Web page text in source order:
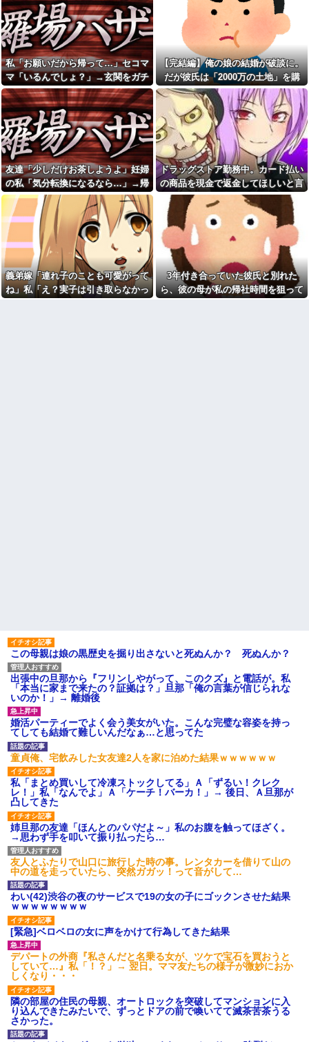
私たちが母だと思ってた人か
ら衝撃の事実を明かされた
生後6ヶ月ワンオペ中。ここし
ばらく離れるとぐずるから、自
分のご飯が作れず...
野球部の中学生男子です。他
人の物を壊したくないのに壊し
てしまいます
義兄嫁「身の丈に合った暮ら
しをしなさいよ」私「えっ、何
が気に入らないの？」→義実家
での同居生活にロを出され続け
て…
俺の彼女が痛恨のミス....間違
えて「元彼」の名前で俺を呼ん
だ
ブサイクでモテなかった俺に
奇跡的にできた優しくて可愛い
彼女と結婚！…する直前、彼女
妹のせいで想定外すぎる事態に
なってしまったんだが………？
【ＧＪ】 クラスに迷惑な池沼
がいた。リーダー格のＡ「なん
で支援学級に入れないんです
か？」先生「背の高い低いと同
じで、これも個性なの！差別は...
色々副業に手を出したけど、
結局残業するのが1番稼げるな
のお茶？」彼「ちっ！」私「」
【GIF】JSのカンチョーワロ
タ
後続車にクラクションを鳴ら
され彼氏が逆切れ。「何クラク
ション鳴らしてんだ！降りてこ
いよ！」と怒鳴りだし...
【衝撃】報酬100万円超の治験
募集がこちらｗｗｗｗｗ(※画像
あり)
【ネット騒然】惨殺されたタ
ワマン頂き女子のこの動画、す
げえええええｗｗｗｗｗｗｗｗ
ｗｗｗ
【愕然】白のクラウン俺氏、
高速道路左車線を制限速度で走
った結果wwwwwwwwwwww
百年の恋12-899 食べた量を
張り合ってくる
【悲報】佐藤輝明・・・２軍
でも盛大にやらかす←あまり悲
しませないでくれ
セクシー女優「熊本に300万円
寄付します」彡(^)(^)「汚い金あ
りがとうやで」←これ！
義父母からの孫待望論が激化
して不妊治療のパンフレットま
で送ってきてるのに夫が検査を
しぶって進展しない
【2/2】 妻が不倫相手の子を産
んだ。妻は私が知らないと思っ
ている。遠方のため会うのは年
に数回程度だが、今も不倫相手
とは切れていない。そしてまも
なく妻は不倫相手に会いに行
く…
【訃報】名探偵コナン声優が
死去 → 今トンデモナイことにな
ってる・・・
遠距離に住んでる義母が義父
の生前ヨボヨボになったら特養
に入るって言ってたのに現実に
はヘルパーもデイも嫌だって言
い出した
１度も家に入れず、来るたび
怒鳴っても無視しても毎日のよ
うにせっせと通ってきてた放置
子だったが、あることをした途
端にぱったり来なくなった。も
っと早く知っていれば・・・！
私「お願いだから帰って…」セコマ
マ「いるんでしょ？」→玄関をガチ
ャガチャされ、警察を呼ぶ事態にな
って…
【完結編】俺の娘の結婚が破談に。
だが彼氏は「2000万の土地」を購
入。こじれた二人は想像以上の修羅
場に
友達「少しだけお茶しようよ」妊婦
の私「気分転換になるなら…」→帰
宅してから思わぬ異変が起きて…
ドラッグストア勤務中。カード払い
の商品を現金で返金してほしいと言
い張る女性客。断っても引き下がら
ず、その後まさかの展開に…
義弟嫁「連れ子のことも可愛がって
ね」私「え？実子は引き取らなかっ
3年付き合っていた彼氏と別れた
ら、彼の母が私の帰社時間を狙って
この母親は娘の黒歴史を掘り出さないと死ぬんか？ 死ぬんか？
出張中の旦那から『フリンしやがって、このクズ』と電話が。私
「本当に家まで来たの？証拠は？」旦那「俺の言葉が信じられな
いのか！」→ 離婚後
婚活パーティーでよく会う美女がいた。こんな完璧な容姿を持っ
てしても結婚て難しいんだなぁ…と思ってた
童貞俺、宅飲みした女友達2人を家に泊めた結果ｗｗｗｗｗｗ
私「まとめ買いして冷凍ストックしてる」Ａ「ずるい！クレク
レ！」私「なんでよ」Ａ「ケーチ！バーカ！」→ 後日、Ａ旦那が
凸してきた
姉旦那の友達「ほんとのパパだよ～」私のお腹を触ってほざく。
→思わず手を叩いて振り払ったら…
友人とふたりで山口に旅行した時の事。レンタカーを借りて山の
中の道を走っていたら、突然ガガッ！って音がして…
わい(42)渋谷の夜のサービスで19の女の子にゴックンさせた結果
ｗｗｗｗｗｗｗｗ
[緊急]ベロベロの女に声をかけて行為してきた結果
デパートの外商『私さんだと名乗る女が、ツケで宝石を買おうと
していて…』私「！？」→ 翌日。ママ友たちの様子が微妙におか
しくなり・・・
隣の部屋の住民の母親、オートロックを突破してマンションに入
り込んできたみたいで、ずっとドアの前で喚いてて滅茶苦茶うる
さかった。